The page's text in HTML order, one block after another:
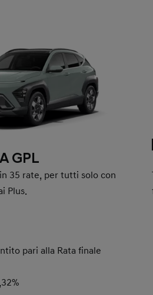
GPL
35 rate, per tutti solo con
Plus.
pari alla Rata finale